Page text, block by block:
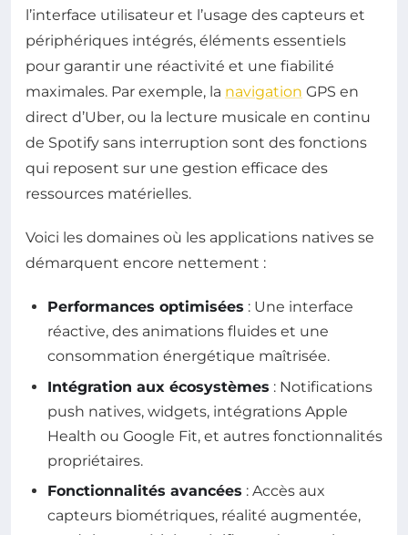
l’interface utilisateur et l’usage des capteurs et
périphériques intégrés, éléments essentiels
pour garantir une réactivité et une fiabilité
maximales. Par exemple, la navigation GPS en
direct d’Uber, ou la lecture musicale en continu
de Spotify sans interruption sont des fonctions
qui reposent sur une gestion efficace des
ressources matérielles.
Voici les domaines où les applications natives se
démarquent encore nettement :
Performances optimisées : Une interface
réactive, des animations fluides et une
consommation énergétique maîtrisée.
Intégration aux écosystèmes : Notifications
push natives, widgets, intégrations Apple
Health ou Google Fit, et autres fonctionnalités
propriétaires.
Fonctionnalités avancées : Accès aux
capteurs biométriques, réalité augmentée,